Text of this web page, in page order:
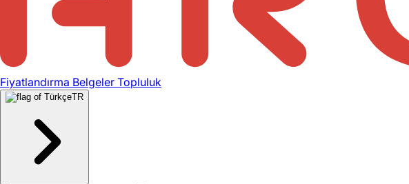
Fiyatlandırma Belgeler Topluluk
TR